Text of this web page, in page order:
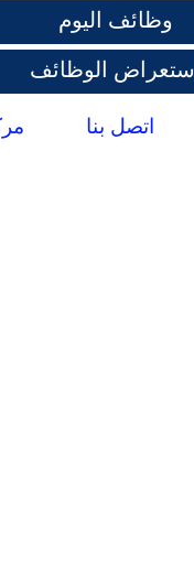
وظائف اليوم
استعراض الوظائف
اتصل بنا